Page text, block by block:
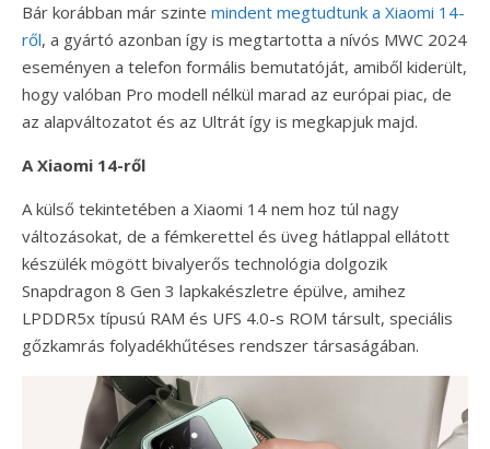
Bár korábban már szinte mindent megtudtunk a Xiaomi 14-
ről, a gyártó azonban így is megtartotta a nívós MWC 2024
eseményen a telefon formális bemutatóját, amiből kiderült,
hogy valóban Pro modell nélkül marad az európai piac, de
az alapváltozatot és az Ultrát így is megkapjuk majd.
A Xiaomi 14-ről
A külső tekintetében a Xiaomi 14 nem hoz túl nagy
változásokat, de a fémkerettel és üveg hátlappal ellátott
készülék mögött bivalyerős technológia dolgozik
Snapdragon 8 Gen 3 lapkakészletre épülve, amihez
LPDDR5x típusú RAM és UFS 4.0-s ROM társult, speciális
gőzkamrás folyadékhűtéses rendszer társaságában.